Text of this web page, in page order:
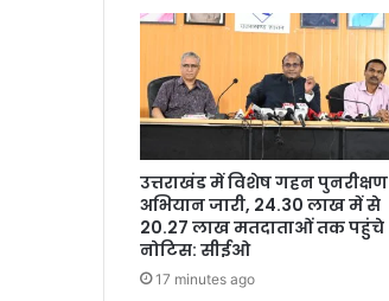
उत्तराखंड में विशेष गहन पुनरीक्षण
अभियान जारी, 24.30 लाख में से
20.27 लाख मतदाताओं तक पहुंचे
नोटिस: सीईओ
17 minutes ago